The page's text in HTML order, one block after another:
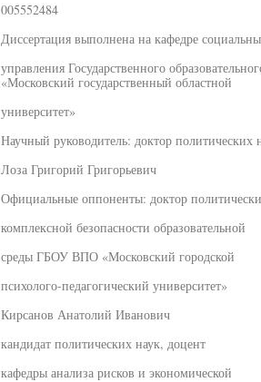
005552484
Диссертация выполнена на кафедре
управления Государственного
«Московский государственный областной
университет»
Научный руководитель: доктор политических
Лоза Григорий Григорьевич
Официальные оппоненты: доктор
комплексной безопасности образовательной
среды ГБОУ ВПО «Московский городской
психолого-педагогический университет»
Кирсанов Анатолий Иванович
кандидат политических наук, доцент
кафедры анализа рисков и экономической